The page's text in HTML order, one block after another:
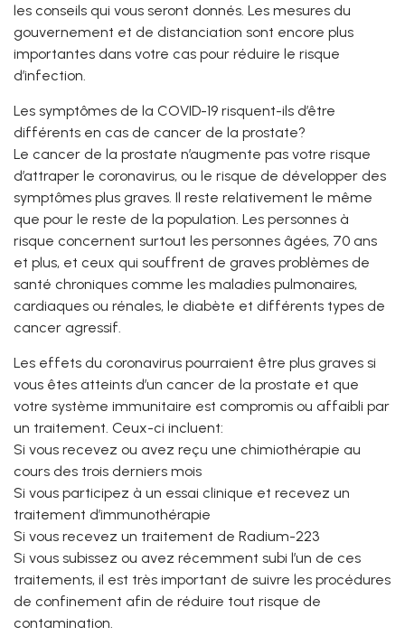
les conseils qui vous seront donnés. Les mesures du
gouvernement et de distanciation sont encore plus
importantes dans votre cas pour réduire le risque
d’infection.
Les symptômes de la COVID-19 risquent-ils d’être
différents en cas de cancer de la prostate?
Le cancer de la prostate n’augmente pas votre risque
d’attraper le coronavirus, ou le risque de développer des
symptômes plus graves. Il reste relativement le même
que pour le reste de la population. Les personnes à
risque concernent surtout les personnes âgées, 70 ans
et plus, et ceux qui souffrent de graves problèmes de
santé chroniques comme les maladies pulmonaires,
cardiaques ou rénales, le diabète et différents types de
cancer agressif.
Les effets du coronavirus pourraient être plus graves si
vous êtes atteints d’un cancer de la prostate et que
votre système immunitaire est compromis ou affaibli par
un traitement. Ceux-ci incluent:
Si vous recevez ou avez reçu une chimiothérapie au
cours des trois derniers mois
Si vous participez à un essai clinique et recevez un
traitement d’immunothérapie
Si vous recevez un traitement de Radium-223
Si vous subissez ou avez récemment subi l’un de ces
traitements, il est très important de suivre les procédures
de confinement afin de réduire tout risque de
contamination.